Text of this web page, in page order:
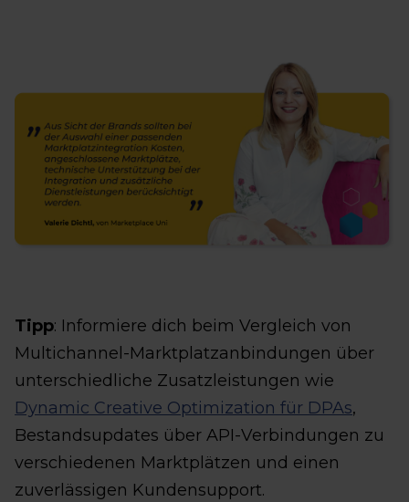
Tipp: Informiere dich beim Vergleich von
Multichannel-Marktplatzanbindungen über
unterschiedliche Zusatzleistungen wie
Dynamic Creative Optimization für DPAs,
Bestandsupdates über API-Verbindungen zu
verschiedenen Marktplätzen und einen
zuverlässigen Kundensupport.